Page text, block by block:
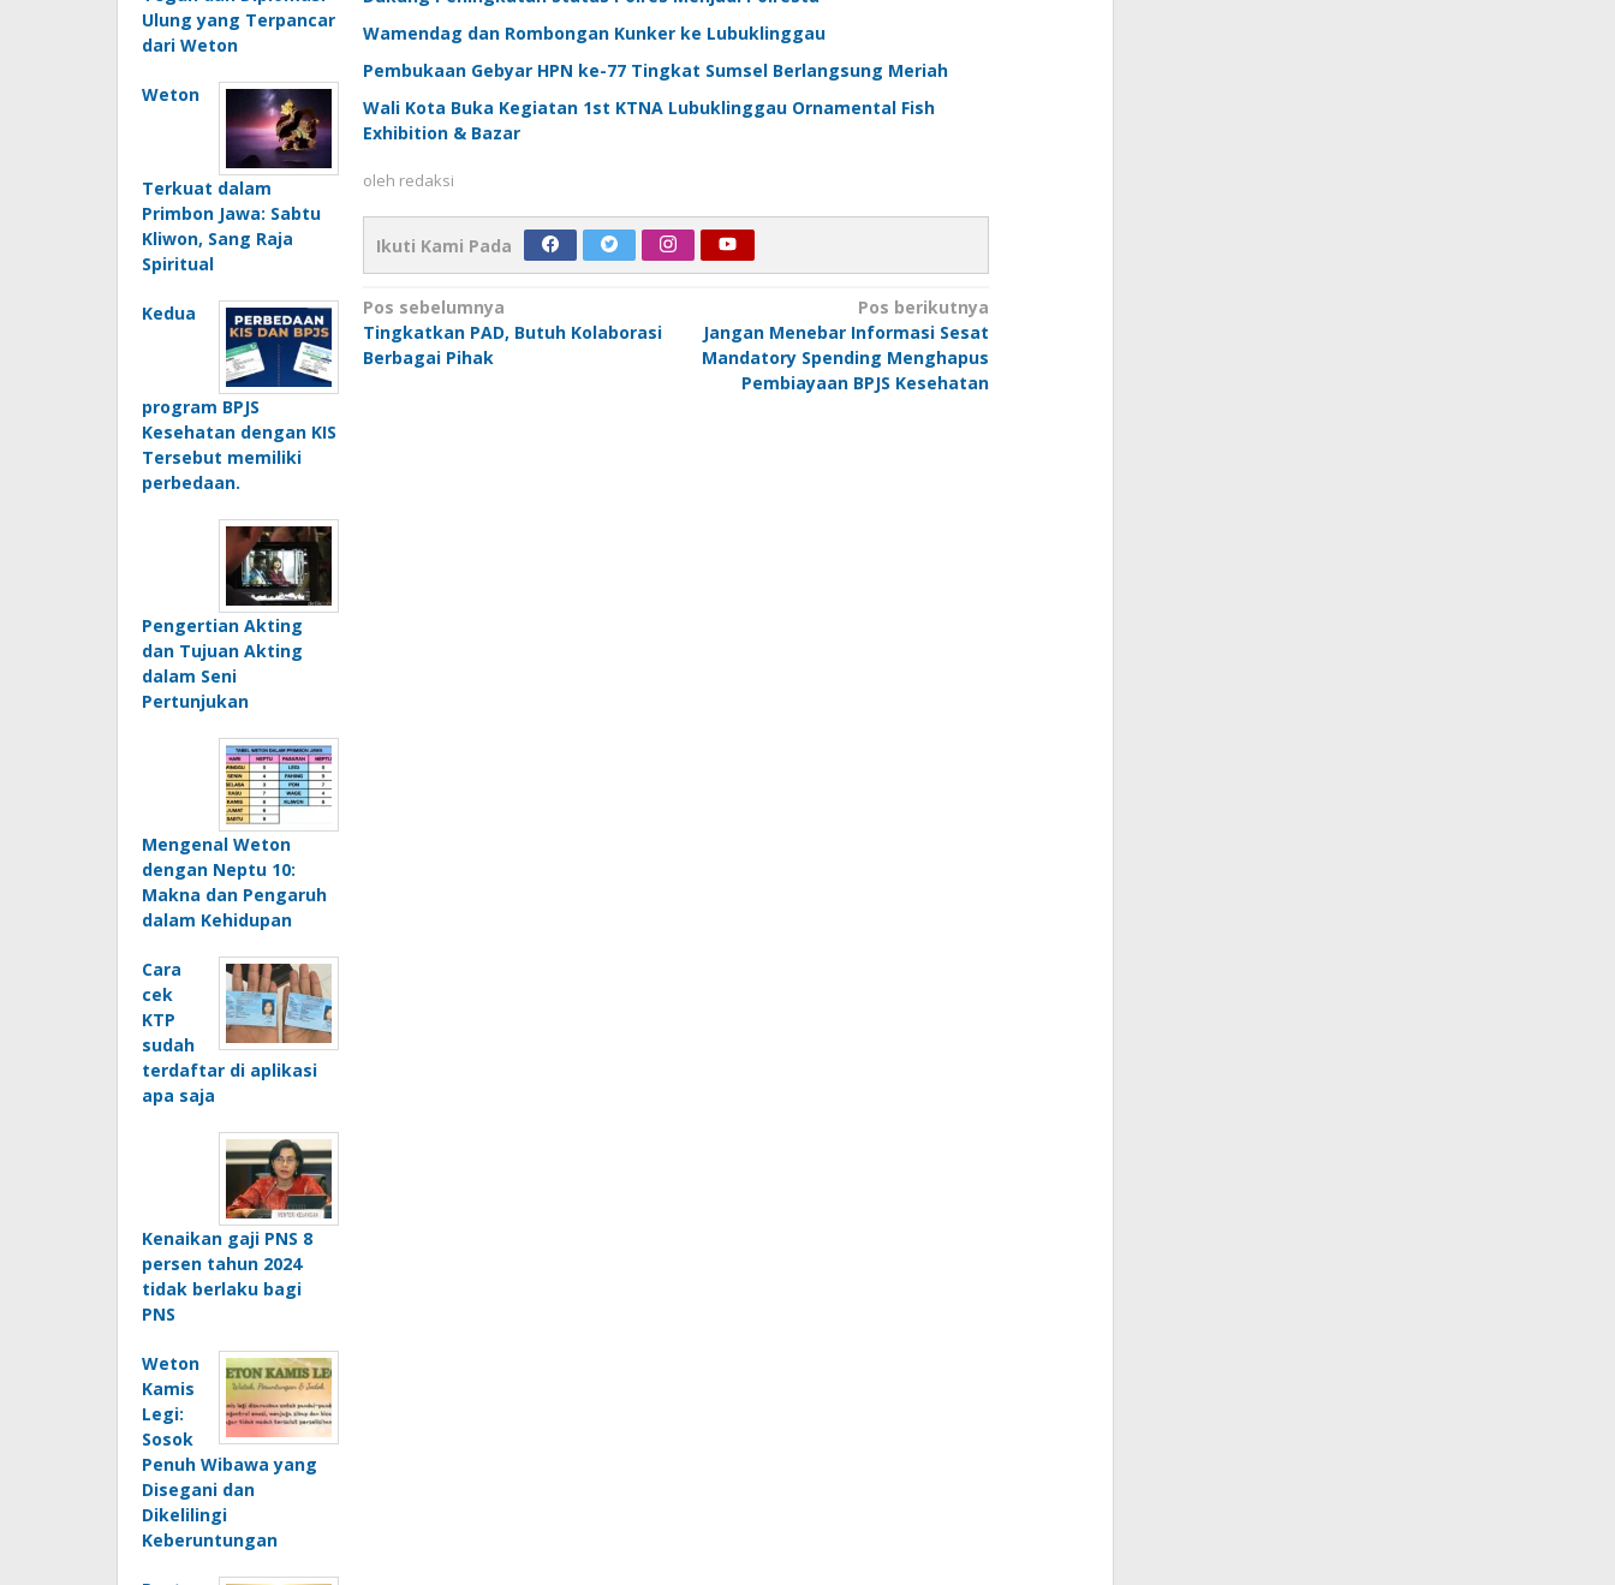
Ulung yang Terpancar
dari Weton
Weton
Terkuat dalam
Primbon Jawa: Sabtu
Kliwon, Sang Raja
Spiritual
Kedua
program BPJS
Kesehatan dengan KIS
Tersebut memiliki
perbedaan.
Pengertian Akting
dan Tujuan Akting
dalam Seni
Pertunjukan
Mengenal Weton
dengan Neptu 10:
Makna dan Pengaruh
dalam Kehidupan
Cara
cek
KTP
sudah
terdaftar di aplikasi
apa saja
Kenaikan gaji PNS 8
persen tahun 2024
tidak berlaku bagi
PNS
Weton
Kamis
Legi:
Sosok
Penuh Wibawa yang
Disegani dan
Dikelilingi
Keberuntungan
Wamendag dan Rombongan Kunker ke Lubuklinggau
Pembukaan Gebyar HPN ke-77 Tingkat Sumsel Berlangsung Meriah
Wali Kota Buka Kegiatan 1st KTNA Lubuklinggau Ornamental Fish
Exhibition & Bazar
oleh redaksi
Ikuti Kami Pada
Navigasi
pos
Pos sebelumnya
Tingkatkan PAD, Butuh Kolaborasi
Berbagai Pihak
Pos berikutnya
Jangan Menebar Informasi Sesat
Mandatory Spending Menghapus
Pembiayaan BPJS Kesehatan